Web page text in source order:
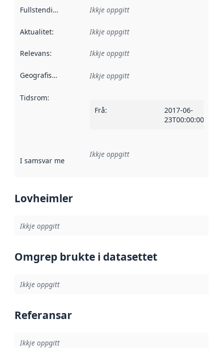
Fullstendigheit Ikkje oppgitt
Aktualitet: Ikkje oppgitt
Relevans: Ikkje oppgitt
Geografisk område Ikkje oppgitt
Tidsrom:
Frå:
2017-06-
23T00:00:00Z
I samsvar med Referanse til ei implementeringsregel eller
Ikkje oppgitt
Lovheimler
Ikkje oppgitt
Omgrep brukte i datasettet
Ikkje oppgitt
Referansar
Ikkje oppgitt